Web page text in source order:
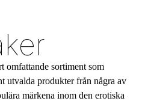
omfattande sortiment som
utvalda produkter från några av
märkena inom den erotiska